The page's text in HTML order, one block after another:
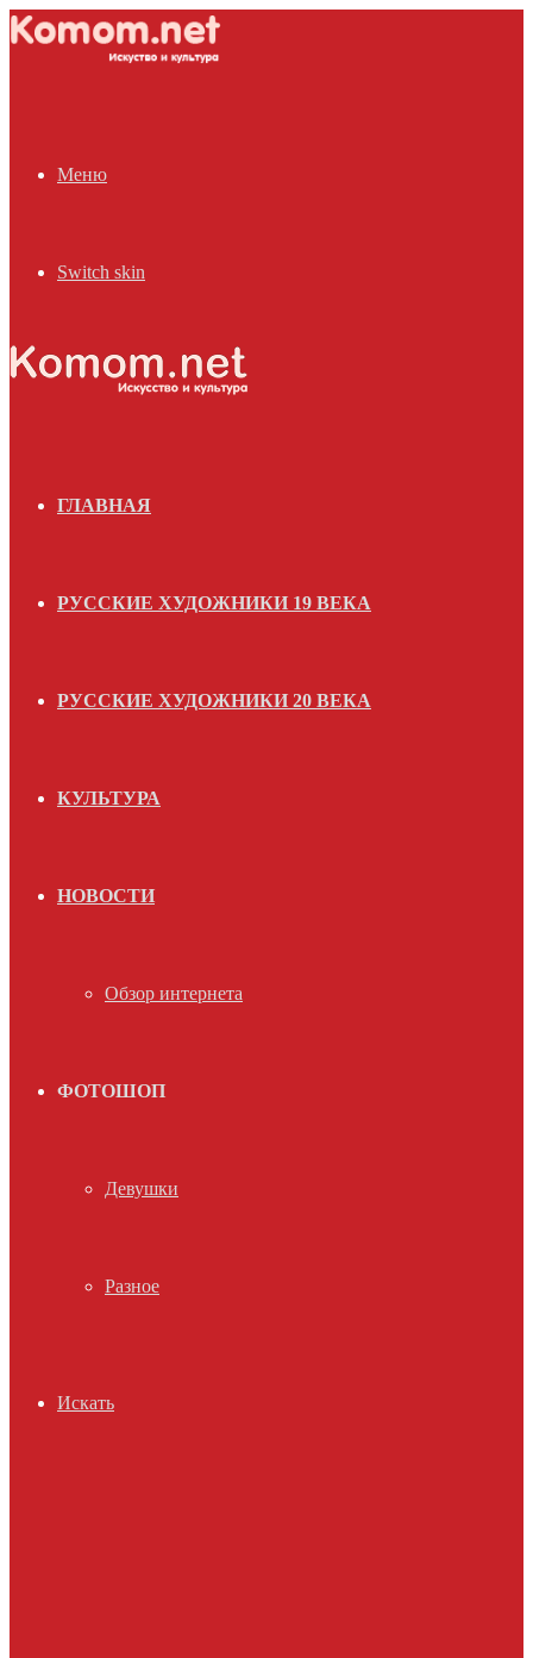
Меню
Switch skin
ГЛАВНАЯ
РУССКИЕ ХУДОЖНИКИ 19 ВЕКА
РУССКИЕ ХУДОЖНИКИ 20 ВЕКА
КУЛЬТУРА
НОВОСТИ
Обзор интернета
ФОТОШОП
Девушки
Разное
Искать